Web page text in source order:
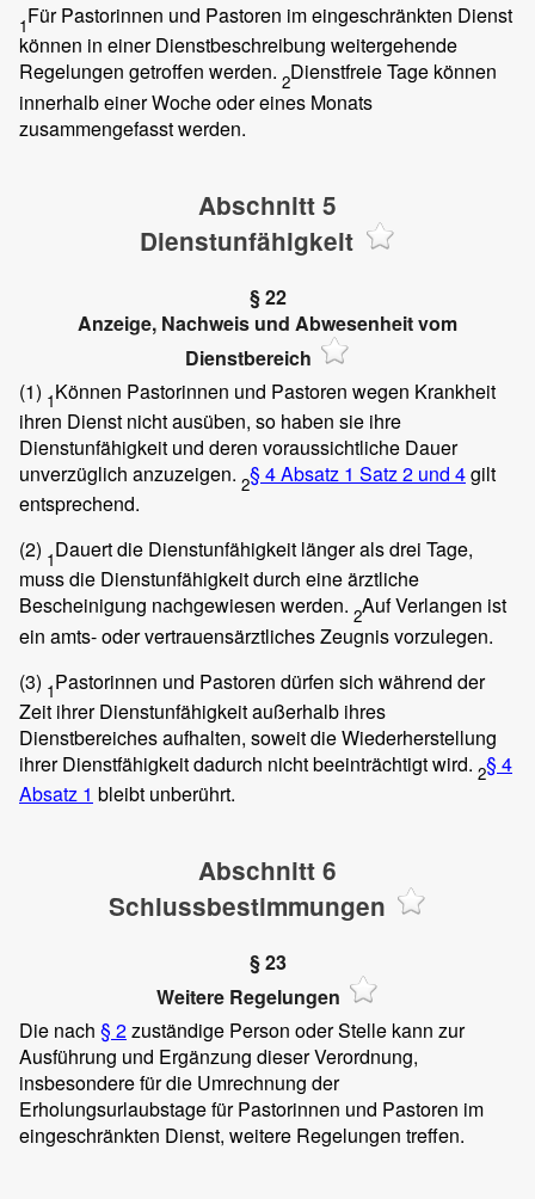
1Für Pastorinnen und Pastoren im eingeschränkten Dienst
können in einer Dienstbeschreibung weitergehende
Regelungen getroffen werden. 2Dienstfreie Tage können
innerhalb einer Woche oder eines Monats
zusammengefasst werden.
Abschnitt 5
Dienstunfähigkeit
§ 22
Anzeige, Nachweis und Abwesenheit vom
Dienstbereich
(1) 1Können Pastorinnen und Pastoren wegen Krankheit
ihren Dienst nicht ausüben, so haben sie ihre
Dienstunfähigkeit und deren voraussichtliche Dauer
unverzüglich anzuzeigen. 2§ 4 Absatz 1 Satz 2 und 4gilt
entsprechend.
(2) 1Dauert die Dienstunfähigkeit länger als drei Tage,
muss die Dienstunfähigkeit durch eine ärztliche
Bescheinigung nachgewiesen werden. 2Auf Verlangen ist
ein amts- oder vertrauensärztliches Zeugnis vorzulegen.
(3) 1Pastorinnen und Pastoren dürfen sich während der
Zeit ihrer Dienstunfähigkeit außerhalb ihres
Dienstbereiches aufhalten, soweit die Wiederherstellung
ihrer Dienstfähigkeit dadurch nicht beeinträchtigt wird. 2§ 4
Absatz 1 bleibt unberührt.
Abschnitt 6
Schlussbestimmungen
§ 23
Weitere Regelungen
Die nach § 2zuständige Person oder Stelle kann zur
Ausführung und Ergänzung dieser Verordnung,
insbesondere für die Umrechnung der
Erholungsurlaubstage für Pastorinnen und Pastoren im
eingeschränkten Dienst, weitere Regelungen treffen.